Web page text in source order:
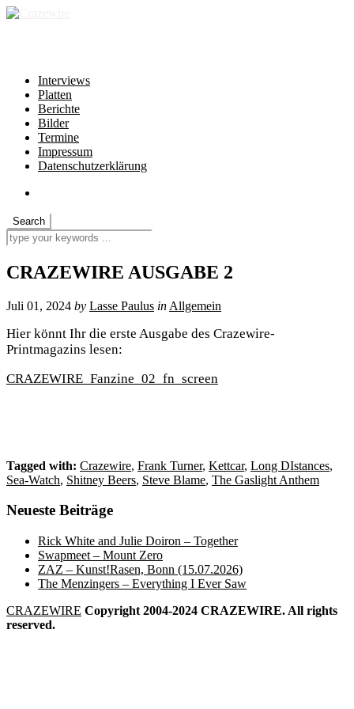
Interviews
Platten
Berichte
Bilder
Termine
Impressum
Datenschutzerklärung
CRAZEWIRE AUSGABE 2
Juli 01, 2024 by Lasse Paulus in Allgemein
Hier könnt Ihr die erste Ausgabe des Crazewire-
Printmagazins lesen:
CRAZEWIRE_Fanzine_02_fn_screen
Tagged with: Crazewire, Frank Turner, Kettcar, Long DIstances,
Sea-Watch, Shitney Beers, Steve Blame, The Gaslight Anthem
Neueste Beiträge
Rick White and Julie Doiron – Together
Swapmeet – Mount Zero
ZAZ – Kunst!Rasen, Bonn (15.07.2026)
The Menzingers – Everything I Ever Saw
CRAZEWIRE Copyright 2004-2024 CRAZEWIRE. All rights
reserved.